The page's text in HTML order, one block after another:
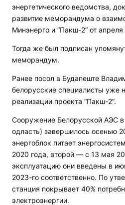
энергетического ведомства,
развитие меморандума о
Минэнерго и “Пакш-2“ от апреля
Тогда же был подписан
меморандум.
Ранее посол в Будапеште
белорусские специалисты уже
реализации проекта “Пакш-2”.
Сооружение Белорусской АЭС
одласть) завершилось осенью
энергоблок питает
2020 года, второй — с 13 мая
эксплуатацию они введены в
2023-го соответственно. По
станция покрывает 40%
электроэнергии.